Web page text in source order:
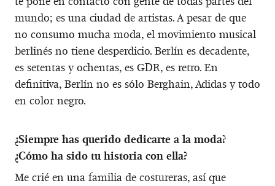
mundo; es una ciudad de artistas. A pesar de que
no consumo mucha moda, el movimiento musical
berlinés no tiene desperdicio. Berlín es decadente,
es setentas y ochentas, es GDR, es retro. En
definitiva, Berlín no es sólo Berghain, Adidas y todo
en color negro.
¿Siempre has querido dedicarte a la moda?
¿Cómo ha sido tu historia con ella?
Me crié en una familia de costureras, así que